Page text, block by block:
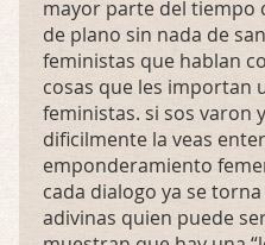
mayor parte del tiempo
de plano sin nada de
feministas que hablan
cosas que les importan
feministas. si sos varon
dificilmente la veas
emponderamiento
cada dialogo ya se
adivinas quien puede